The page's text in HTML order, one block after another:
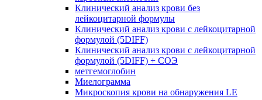
Клинический анализ крови без
лейкоцитарной формулы
Клинический анализ крови с лейкоцитарной
формулой (5DIFF)
Клинический анализ крови с лейкоцитарной
формулой (5DIFF) + СОЭ
метгемоглобин
Миелограмма
Микроскопия крови на обнаружения LE